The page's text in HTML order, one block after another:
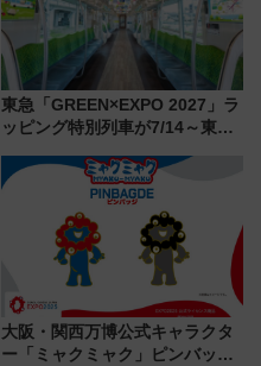
東急「GREEN×EXPO 2027」ラ
ッピング特別列車が7/14～東
ー！ 注目の編成やデザインまと
め
大阪・関西万博公式キャラクタ
ー「ミャクミャク」ピンバッジ